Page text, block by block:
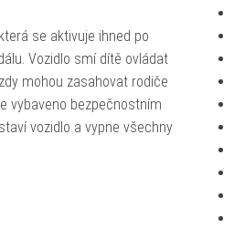
se aktivuje ihned po
Vozidlo smí dítě ovládat
mohou zasahovat rodiče
vybaveno bezpečnostním
vozidlo a vypne všechny